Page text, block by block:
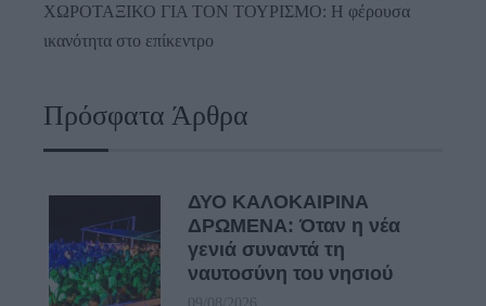
ΧΩΡΟΤΑΞΙΚΟ ΓΙΑ ΤΟΝ ΤΟΥΡΙΣΜΟ: Η φέρουσα
ικανότητα στο επίκεντρο
Πρόσφατα Άρθρα
ΔΥΟ ΚΑΛΟΚΑΙΡΙΝΑ
ΔΡΩΜΕΝΑ: Όταν η νέα
γενιά συναντά τη
ναυτοσύνη του νησιού